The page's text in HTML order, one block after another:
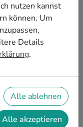
für Dein
Unsere Live-
Du
genau zu
nutzen kannst
können. Um
Details
.
Alle ablehnen
Alle akzeptieren